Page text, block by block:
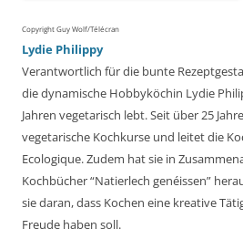
Copyright Guy Wolf/Télécran
Lydie Philippy
Verantwortlich für die bunte
die dynamische Hobbyköchin Lydie
Jahren vegetarisch lebt. Seit über 25
vegetarische Kochkurse und leitet die
Ecologique. Zudem hat sie in
Kochbücher “Natierlech genéissen”
sie daran, dass Kochen eine kreative
Freude haben soll.